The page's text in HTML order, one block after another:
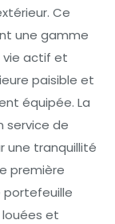
Ce
une gamme
vie actif et
paisible et
équipée. La
service de
une tranquillité
première
portefeuille
et